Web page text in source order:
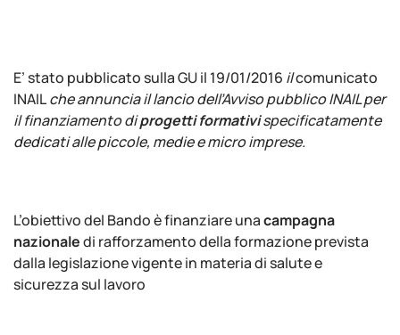
E’ stato pubblicato sulla GU il 19/01/2016 ilcomunicato
INAILche annuncia il lancio dell’Avviso pubblico INAIL per
il finanziamento diprogetti formativispecificatamente
dedicati alle piccole, medie e micro imprese.
L’obiettivo del Bando è finanziare unacampagna
nazionaledi rafforzamento della formazione prevista
dalla legislazione vigente in materia di salute e
sicurezza sul lavoro